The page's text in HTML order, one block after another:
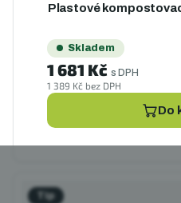
Plastové
Skladem
1 389 Kč bez DPH
1 681 Kč s DPH
Do
Tip